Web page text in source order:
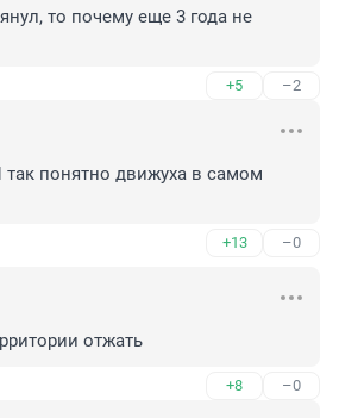
то почему еще 3 года не
+5 –2
так понятно движуха в самом
+13 –0
отжать
+8 –0